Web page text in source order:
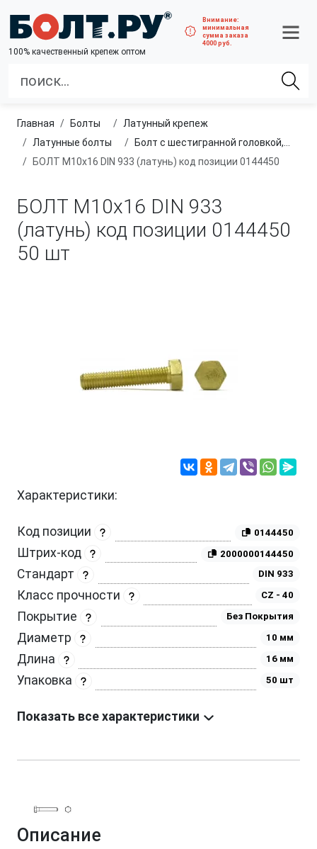
100% качественный крепеж оптом
Внимание:
минимальная
сумма заказа
4000 руб.
Главная болты
латунный крепеж
латунные болты
Болт с шестигранной головкой, из латуни
БОЛТ М10х16 DIN 933 (латунь) код позиции 0144450
БОЛТ М10х16 DIN 933
(латунь) код позиции 0144450
50 шт
Характеристики:
Код позиции 0144450
Штрих-код 2000000144450
Стандарт DIN 933
Класс прочности CZ - 40
Покрытие Без Покрытия
Диаметр 10 мм
Длина 16 мм
Упаковка 50 шт
Показать все характеристики
Описание